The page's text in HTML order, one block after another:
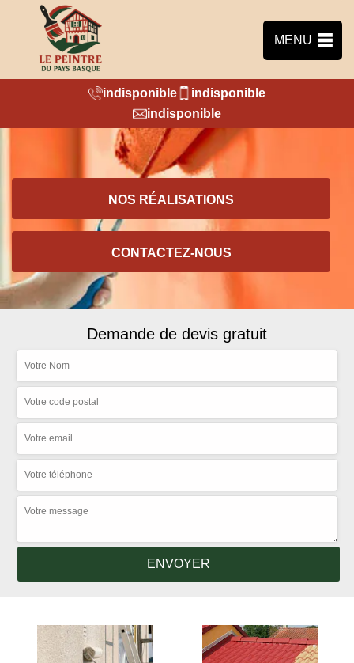
MENU
indisponible
indisponible
indisponible
NOS RÉALISATIONS
CONTACTEZ-NOUS
Demande de devis gratuit